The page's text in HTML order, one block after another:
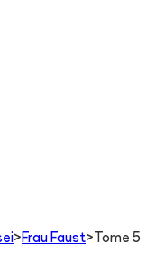
> Frau Faust> Tome 5